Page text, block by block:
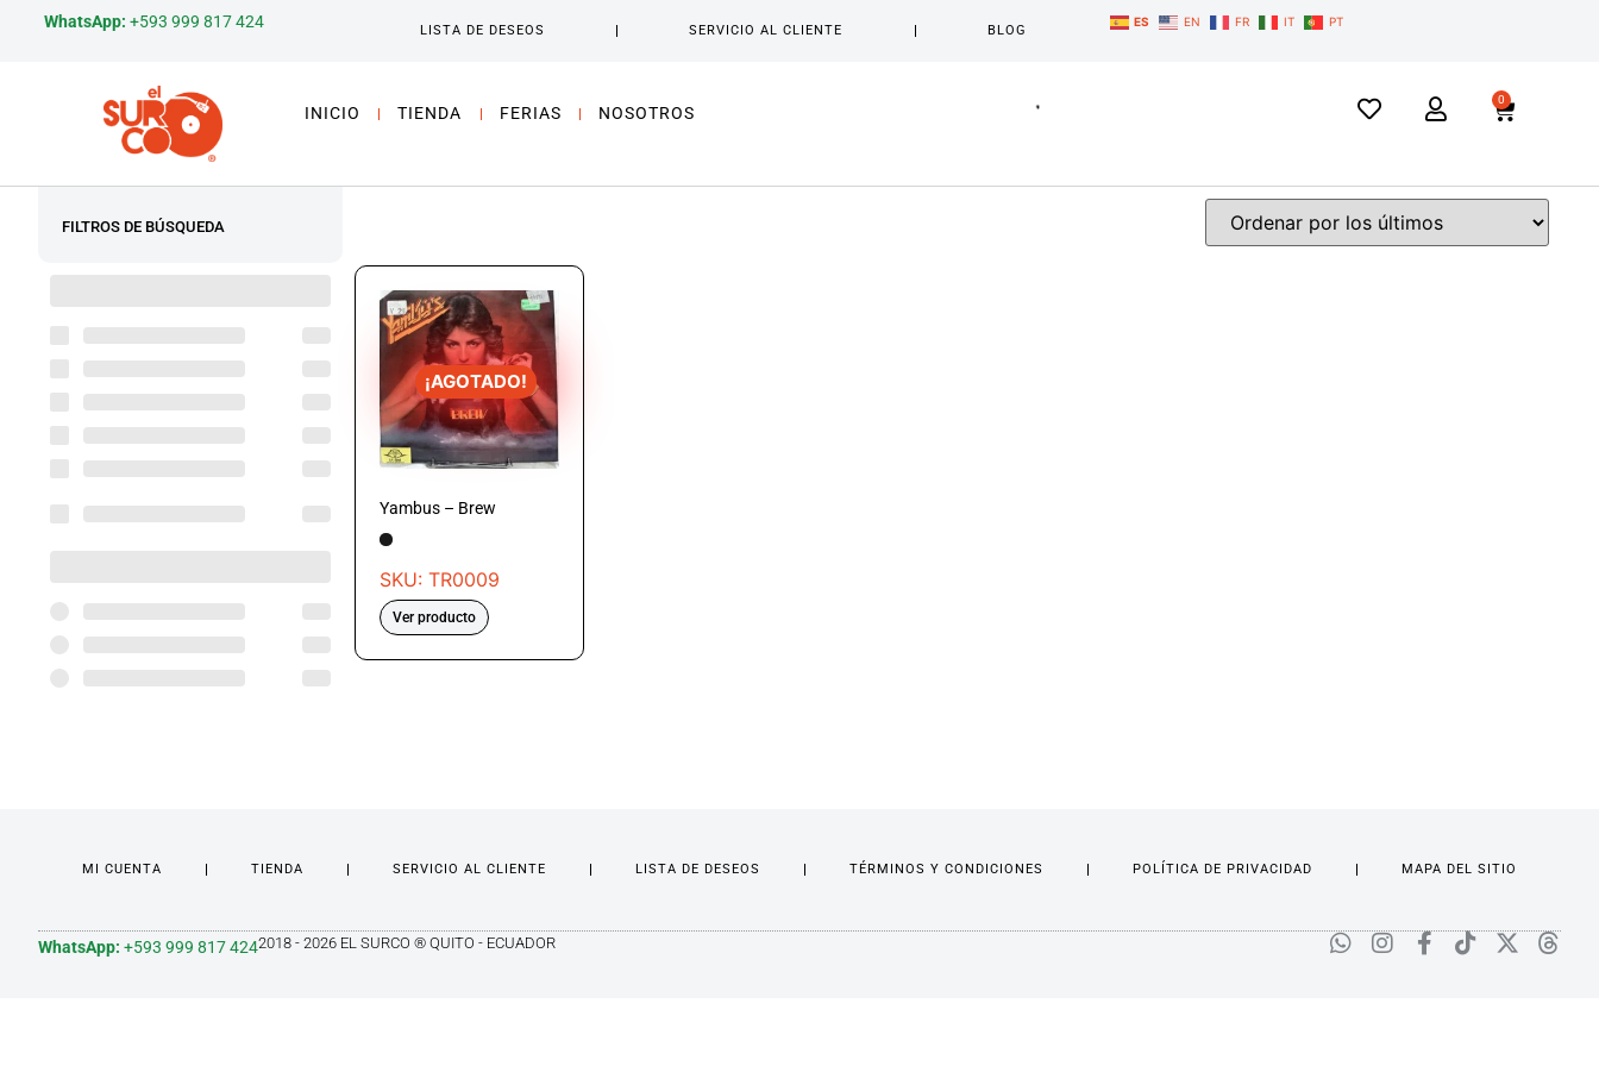
WhatsApp: +593 999 817 424 LISTA DE DESEOS SERVICIO AL CLIENTE BLOG
ES EN FR IT PT
INICIO TIENDA FERIAS NOSOTROS
0
FILTROS DE BÚSQUEDA
¡AGOTADO!
Yambus – Brew
SKU: TR0009
Ver producto
MI CUENTA TIENDA SERVICIO AL CLIENTE LISTA DE DESEOS TÉRMINOS Y CONDICIONES POLÍTICA DE PRIVACIDAD MAPA DEL SITIO
WhatsApp: +593 999 817 4242018 - 2026 EL SURCO ® QUITO - ECUADOR